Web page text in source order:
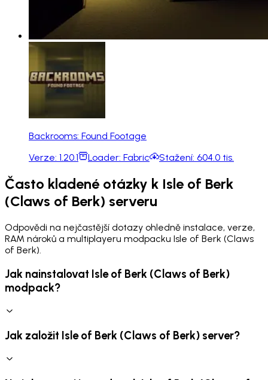
Backrooms: Found Footage
Verze: 1.20.1 Loader: Fabric Stažení: 604.0 tis.
Často kladené otázky k Isle of Berk
(Claws of Berk) serveru
Odpovědi na nejčastější dotazy ohledně instalace, verze,
RAM nároků a multiplayeru modpacku Isle of Berk (Claws
of Berk).
Jak nainstalovat Isle of Berk (Claws of Berk)
modpack?
Jak založit Isle of Berk (Claws of Berk) server?